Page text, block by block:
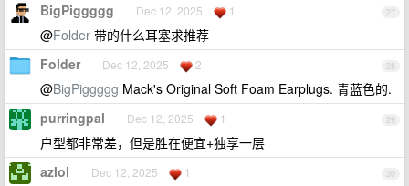
27
BigPiggggg Dec 12, 2025 1
@Folder 带的什么耳塞求推荐
28
Folder Dec 12, 2025 2
@BigPiggggg Mack's Original Soft Foam Earplugs. 青蓝色的.
29
purringpal Dec 12, 2025 1
户型都非常差，但是胜在便宜+独享一层
30
azlol Dec 12, 2025 1